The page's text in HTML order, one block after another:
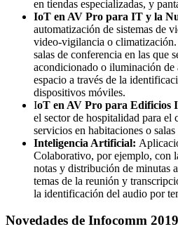
en tiendas especializadas, y
IoT en AV Pro para IT y la
automatización de sistemas de
video-vigilancia o climatización.
salas de conferencia en las que
acondicionado o iluminación de
espacio a través de la
dispositivos móviles.
IoT en AV Pro para Edificios
el sector de hospitalidad para el
servicios en habitaciones o
Inteligencia Artificial:
Colaborativo, por ejemplo, con
notas y distribución de minutas
temas de la reunión y
la identificación del audio por
Novedades de Infocomm 2019